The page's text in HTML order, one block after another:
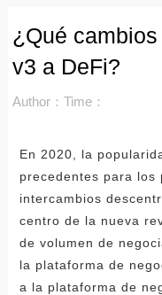
¿Qué
v3 a DeFi?
Author： Time：
En 2020, la
precedentes para los
intercambios
centro de la nueva
de volumen de
la plataforma de
a la plataforma de